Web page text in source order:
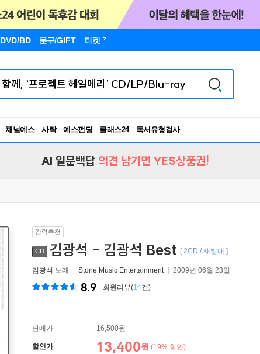
DVD/BD 문구/GIFT 티켓
채널예스 사락 예스펀딩 클래스24
독서유형검사
RBTI Lab
AI 일문백답 의견 남기면 YES상품권!
강력추천
CD 김광석 - 김광석 Best [ 2CD / 재발매 ]
김광석 노래 Stone Music Entertainment 2009년 06월 23일
8.9 회원리뷰(14건)
판매가 16,500원
할인가 13,400원 (19% 할인)